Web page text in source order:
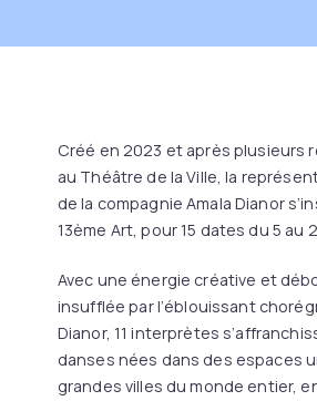
Créé en 2023 et après plusieurs
au Théâtre de la Ville, la
de la compagnie Amala Dianor
13ème Art, pour 15 dates du 5 au
Avec une énergie créative et
insufflée par l’éblouissant
Dianor, 11 interprètes
danses nées dans des espaces
grandes villes du monde entier,